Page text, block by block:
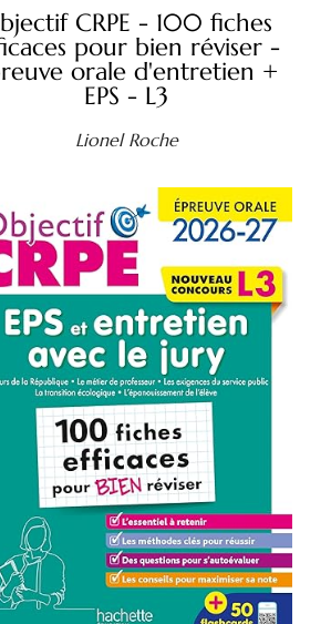
CRPE - 100 fiches
pour bien réviser -
orale d'entretien +
EPS - L3
Lionel Roche